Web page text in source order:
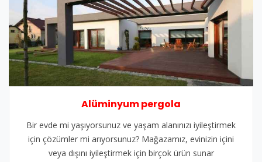
Alüminyum pergola
Bir evde mi yaşıyorsunuz ve yaşam alanınızı iyileştirmek
için çözümler mi arıyorsunuz? Mağazamız, evinizin içini
veya dışını iyileştirmek için birçok ürün sunar